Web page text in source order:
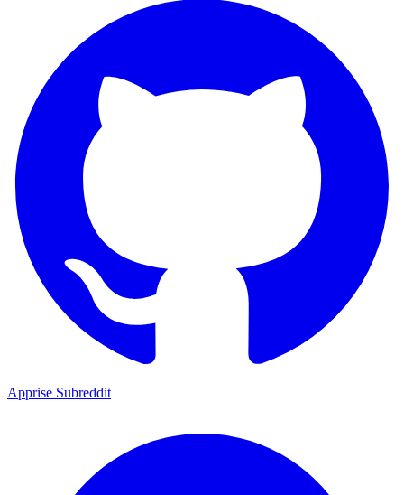
Apprise Subreddit